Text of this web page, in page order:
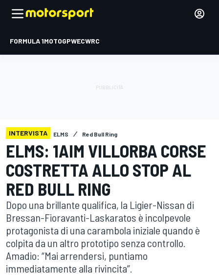
FORMULA 1MOTOGPWECWRC
INTERVISTA ELMS Red Bull Ring
ELMS: 1AIM VILLORBA CORSE
COSTRETTA ALLO STOP AL
RED BULL RING
Dopo una brillante qualifica, la Ligier-Nissan di
Bressan-Fioravanti-Laskaratos è incolpevole
protagonista di una carambola iniziale quando è
colpita da un altro prototipo senza controllo.
Amadio: “Mai arrendersi, puntiamo
immediatamente alla rivincita”.